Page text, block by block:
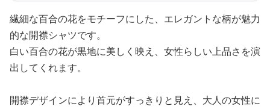
繊細な百合の花をモチーフにした、エレガントな柄が魅力
的な開襟シャツです。
白い百合の花が黒地に美しく映え、女性らしい上品さを演
出してくれます。
開襟デザインにより首元がすっきりと見え、大人の女性に